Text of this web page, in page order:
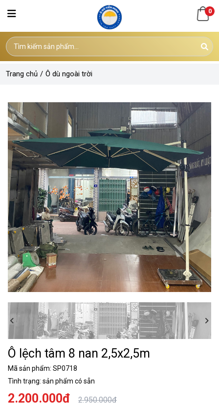
0
Trang chủ / Ô dù ngoài trời
Ô lệch tâm 8 nan 2,5x2,5m
Mã sản phẩm: SP0718
Tình trạng: sản phẩm có sẵn
2.200.000đ 2.950.000đ